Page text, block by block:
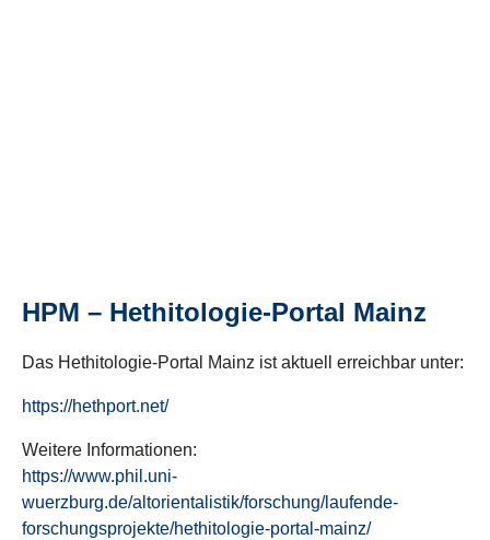
HPM – Hethitologie-Portal Mainz
Das Hethitologie-Portal Mainz ist aktuell erreichbar unter:
https://hethport.net/
Weitere Informationen:
https://www.phil.uni-
wuerzburg.de/altorientalistik/forschung/laufende-
forschungsprojekte/hethitologie-portal-mainz/